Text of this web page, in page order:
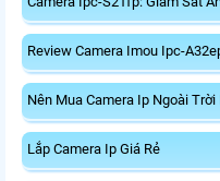
Review Camera Imou Ipc-
Nên Mua Camera Ip Ngoài Trời
Lắp Camera Ip Giá Rẻ